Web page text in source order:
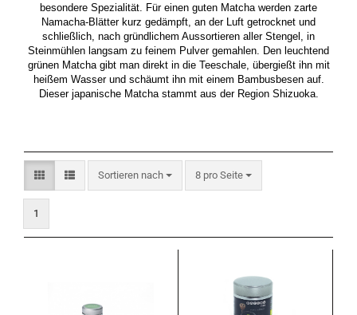
besondere Spezialität. Für einen guten Matcha werden zarte
Namacha-Blätter kurz gedämpft, an der Luft getrocknet und
schließlich, nach gründlichem Aussortieren aller Stengel, in
Steinmühlen langsam zu feinem Pulver gemahlen. Den leuchtend
grünen Matcha gibt man direkt in die Teeschale, übergießt ihn mit
heißem Wasser und schäumt ihn mit einem Bambusbesen auf.
Dieser japanische Matcha stammt aus der Region Shizuoka.
Sortieren nach
Sortieren nach 8 pro Seite
pro Seite
1